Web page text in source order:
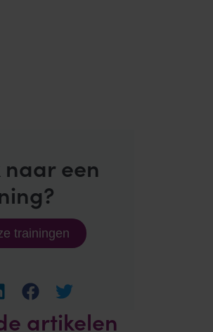
naar een
trainingen
artikelen